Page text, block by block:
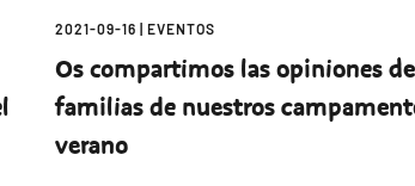
2021-09-16 EVENTOS
Os compartimos las opiniones
familias de nuestros
verano